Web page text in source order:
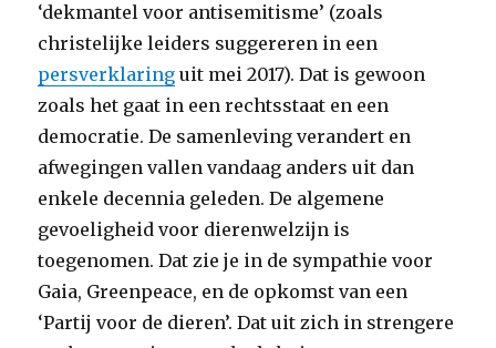
‘dekmantel voor antisemitisme’ (zoals
christelijke leiders suggereren in een
persverklaring uit mei 2017). Dat is gewoon
zoals het gaat in een rechtsstaat en een
democratie. De samenleving verandert en
afwegingen vallen vandaag anders uit dan
enkele decennia geleden. De algemene
gevoeligheid voor dierenwelzijn is
toegenomen. Dat zie je in de sympathie voor
Gaia, Greenpeace, en de opkomst van een
‘Partij voor de dieren’. Dat uit zich in strengere